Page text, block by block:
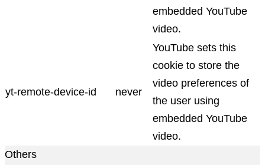
embedded YouTube
video.
yt-remote-device-id never
YouTube sets this
cookie to store the
video preferences of
the user using
embedded YouTube
video.
Others